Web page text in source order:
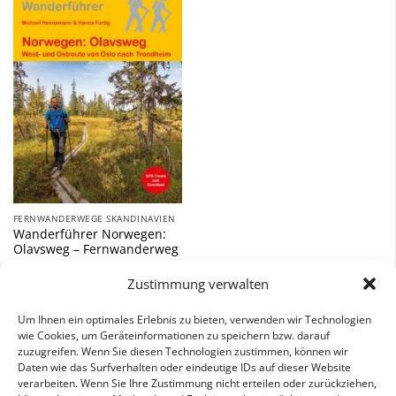
Zustimmung verwalten
Um Ihnen ein optimales Erlebnis zu bieten, verwenden wir Technologien
wie Cookies, um Geräteinformationen zu speichern bzw. darauf
zuzugreifen. Wenn Sie diesen Technologien zustimmen, können wir
Daten wie das Surfverhalten oder eindeutige IDs auf dieser Website
verarbeiten. Wenn Sie Ihre Zustimmung nicht erteilen oder zurückziehen,
Zu
Wunschliste
hinzufügen
FERNWANDERWEGE SKANDINAVIEN
Wanderführer Norwegen:
Olavsweg – Fernwanderweg